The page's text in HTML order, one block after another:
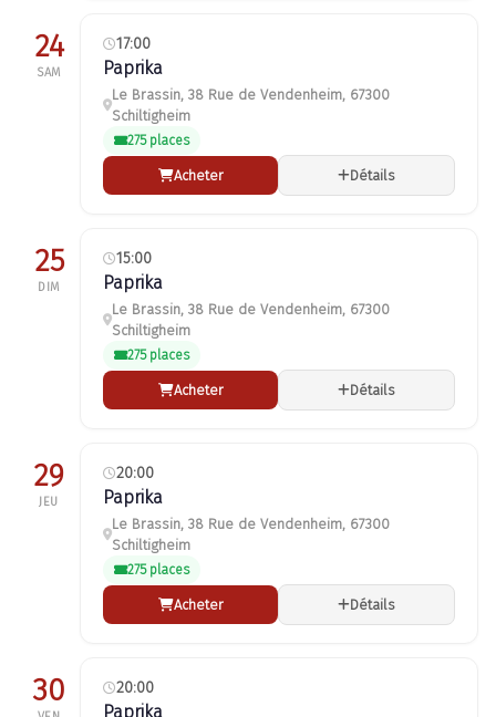
24
SAM
17:00
Paprika
Le Brassin, 38 Rue de Vendenheim, 67300
Schiltigheim
275 places
Acheter Détails
25
DIM
15:00
Paprika
Le Brassin, 38 Rue de Vendenheim, 67300
Schiltigheim
275 places
Acheter Détails
29
JEU
20:00
Paprika
Le Brassin, 38 Rue de Vendenheim, 67300
Schiltigheim
275 places
Acheter Détails
30 20:00
Paprika